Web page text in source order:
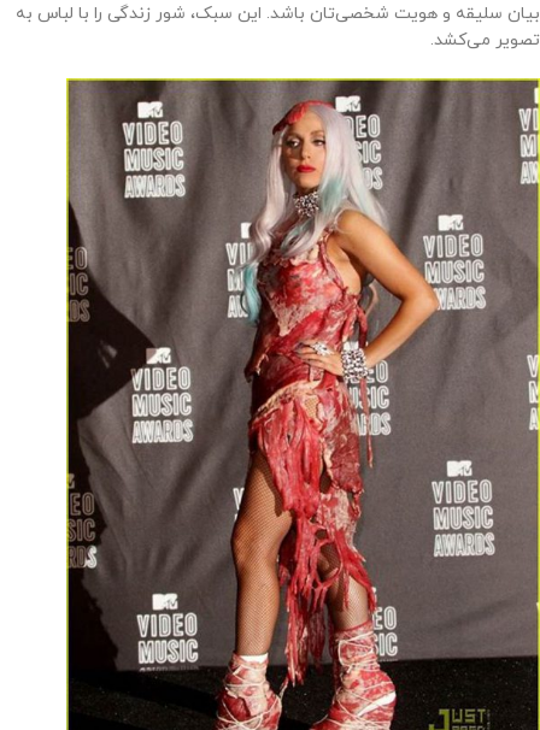
بیان سلیقه و هویت شخصی‌تان باشد. این سبک، شور زندگی را با لباس به
تصویر می‌کشد.